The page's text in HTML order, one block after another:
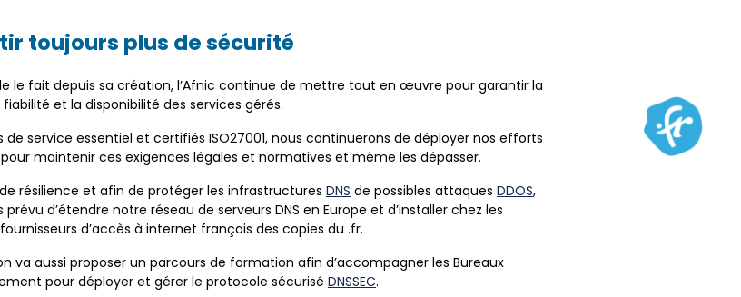
toujours plus de sécurité
le fait depuis sa création, l’Afnic continue de mettre tout en œuvre pour garantir la
et la disponibilité des services gérés.
de service essentiel et certifiés ISO27001, nous continuerons de déployer nos efforts
maintenir ces exigences légales et normatives et même les dépasser.
résilience et afin de protéger les infrastructures DNS de possibles attaques DDOS,
prévu d’étendre notre réseau de serveurs DNS en Europe et d’installer chez les
d’accès à internet français des copies du .fr.
va aussi proposer un parcours de formation afin d’accompagner les Bureaux
pour déployer et gérer le protocole sécurisé DNSSEC.